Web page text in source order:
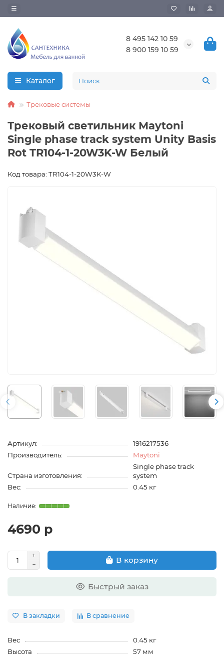
8 495 142 10 59
8 900 159 10 59
Каталог
Трековые системы
Трековый светильник Maytoni
Single phase track system Unity Basis
Rot TR104-1-20W3K-W Белый
Код товара: TR104-1-20W3K-W
Артикул:
1916217536
Производитель:
Maytoni
Страна изготовления:
Single phase track
system
Вес:
0.45 кг
4690 р
В корзину
Быстрый заказ
В закладки В сравнение
Вес
0.45 кг
Высота
57 мм